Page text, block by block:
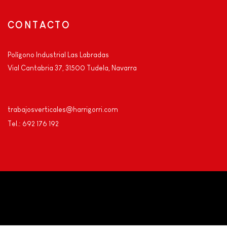
CONTACTO
Polígono Industrial Las Labradas
Vial Cantabria 37, 31500 Tudela, Navarra
trabajosverticales@harrigorri.com
Tel.: 692 176 192